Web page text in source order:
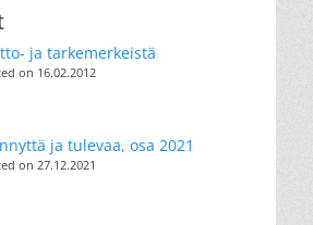
ja tarkemerkeistä
on 16.02.2012
ja tulevaa, osa 2021
on 27.12.2021